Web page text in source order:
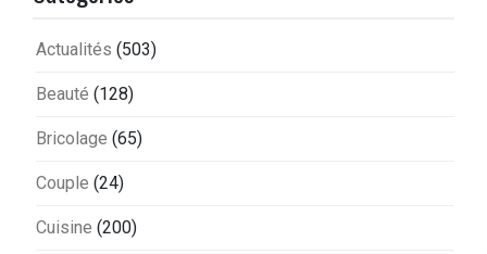
Actualités (503)
Beauté (128)
Bricolage (65)
Couple (24)
Cuisine (200)